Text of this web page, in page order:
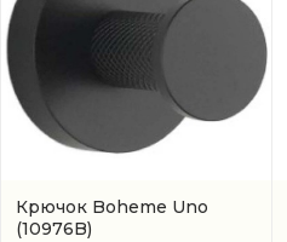
Крючок Boheme Uno
(10976B)